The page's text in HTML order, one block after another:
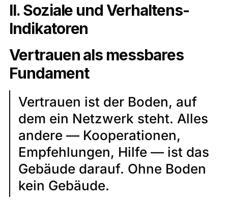
II. Soziale und Verhaltens-
Indikatoren
Vertrauen als messbares
Fundament
Vertrauen ist der Boden, auf
dem ein Netzwerk steht. Alles
andere — Kooperationen,
Empfehlungen, Hilfe — ist das
Gebäude darauf. Ohne Boden
kein Gebäude.